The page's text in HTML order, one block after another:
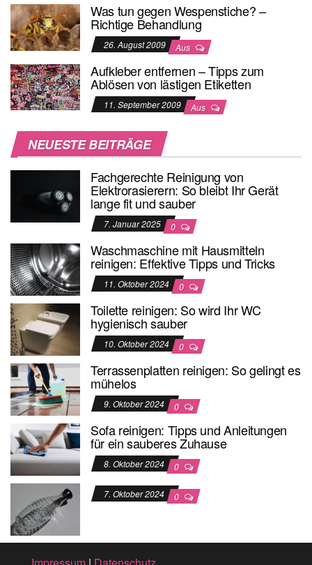
Was tun gegen Wespenstiche? –
Richtige Behandlung
26. August 2009 Aus
Aufkleber entfernen – Tipps zum
Ablösen von lästigen Etiketten
11. September 2009 Aus
NEUESTE BEITRÄGE
Fachgerechte Reinigung von
Elektrorasierern: So bleibt Ihr Gerät
lange fit und sauber
7. Januar 2025 0
Waschmaschine mit Hausmitteln
reinigen: Effektive Tipps und Tricks
11. Oktober 2024 0
Toilette reinigen: So wird Ihr WC
hygienisch sauber
10. Oktober 2024 0
Terrassenplatten reinigen: So gelingt es
mühelos
9. Oktober 2024 0
Sofa reinigen: Tipps und Anleitungen
für ein sauberes Zuhause
8. Oktober 2024 0
7. Oktober 2024 0